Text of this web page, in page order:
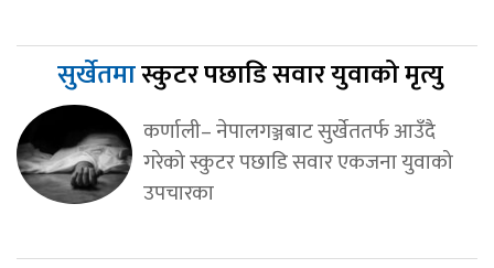
सुर्खेतमास्कुटर पछाडि सवार युवाको मृत्यु
कर्णाली– नेपालगञ्जबाट सुर्खेततर्फ आउँदै
गरेको स्कुटर पछाडि सवार एकजना युवाको
उपचारका